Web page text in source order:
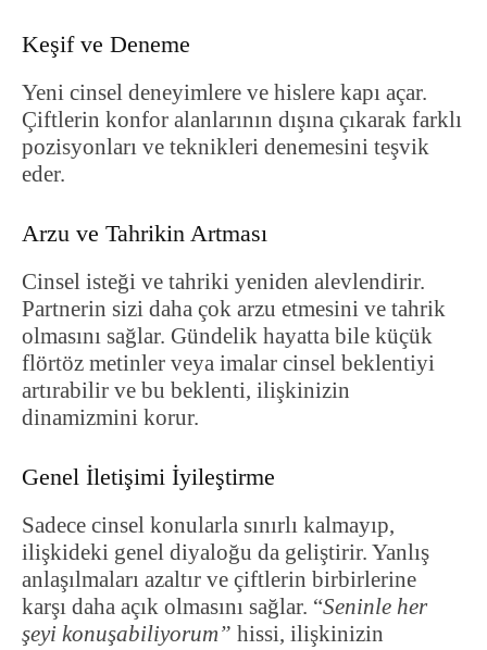
Keşif ve Deneme
Yeni cinsel deneyimlere ve hislere kapı açar.
Çiftlerin konfor alanlarının dışına çıkarak farklı
pozisyonları ve teknikleri denemesini teşvik
eder.
Arzu ve Tahrikin Artması
Cinsel isteği ve tahriki yeniden alevlendirir.
Partnerin sizi daha çok arzu etmesini ve tahrik
olmasını sağlar. Gündelik hayatta bile küçük
flörtöz metinler veya imalar cinsel beklentiyi
artırabilir ve bu beklenti, ilişkinizin
dinamizmini korur.
Genel İletişimi İyileştirme
Sadece cinsel konularla sınırlı kalmayıp,
ilişkideki genel diyaloğu da geliştirir. Yanlış
anlaşılmaları azaltır ve çiftlerin birbirlerine
karşı daha açık olmasını sağlar. “Seninle her
şeyi konuşabiliyorum” hissi, ilişkinizin